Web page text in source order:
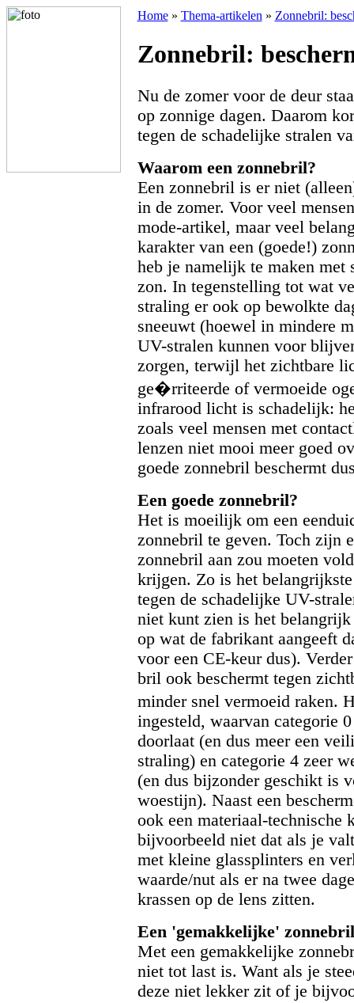
Home» Thema-artikelen » Zonnebril:
Zonnebril:
Nu de zomer voor de deur
op zonnige dagen. Daarom
tegen de schadelijke stralen
Waarom een zonnebril?
Een zonnebril is er niet
in de zomer. Voor veel
mode-artikel, maar veel
karakter van een (goede!)
heb je namelijk te maken met
zon. In tegenstelling tot wat
straling er ook op bewolkte
sneeuwt (hoewel in mindere
UV-stralen kunnen voor
zorgen, terwijl het zichtbare
ge�rriteerde of vermoeide
infrarood licht is schadelijk:
zoals veel mensen met
lenzen niet mooi meer goed
goede zonnebril beschermt
Een goede zonnebril?
Het is moeilijk om een
zonnebril te geven. Toch zijn
zonnebril aan zou moeten
krijgen. Zo is het
tegen de schadelijke UV-
niet kunt zien is het
op wat de fabrikant aangeeft
voor een CE-keur dus).
bril ook beschermt tegen
minder snel vermoeid
ingesteld, waarvan categorie
doorlaat (en dus meer een
straling) en categorie 4 zeer
(en dus bijzonder geschikt is
woestijn). Naast een
ook een materiaal-
bijvoorbeeld niet dat als je
met kleine glassplinters en
waarde/nut als er na twee
krassen op de lens zitten.
Een 'gemakkelijke' zonnebril
Met een gemakkelijke
niet tot last is. Want als je
deze niet lekker zit of je